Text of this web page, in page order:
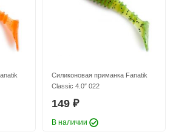
Силиконовая приманка Fanatik
Classic 4.0″ 022
149 ₽
В наличии